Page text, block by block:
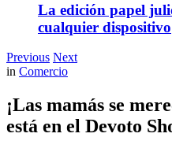
La edición papel
cualquier dispositivo
Previous Next
in Comercio
¡Las mamás se
está en el Devoto